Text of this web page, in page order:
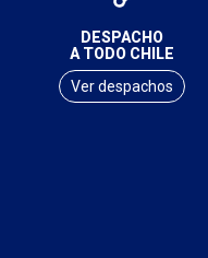
DESPACHO
A TODO CHILE
Ver despachos